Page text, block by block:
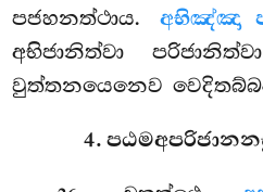
පජහනත්ථාය. අභිඤ්ඤා
අභිජානිත්වා
වුත්තනයෙනෙව
4.